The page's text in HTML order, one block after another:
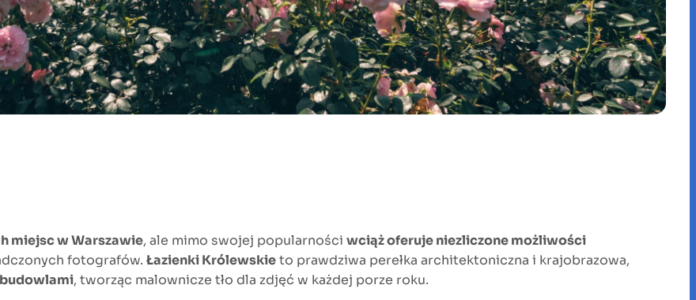
miejsc w Warszawie, ale mimo swojej popularności wciąż oferuje niezliczone możliwości
fotografów. Łazienki Królewskieto prawdziwa perełka architektoniczna i krajobrazowa,
budowlami, tworząc malownicze tło dla zdjęć w każdej porze roku.